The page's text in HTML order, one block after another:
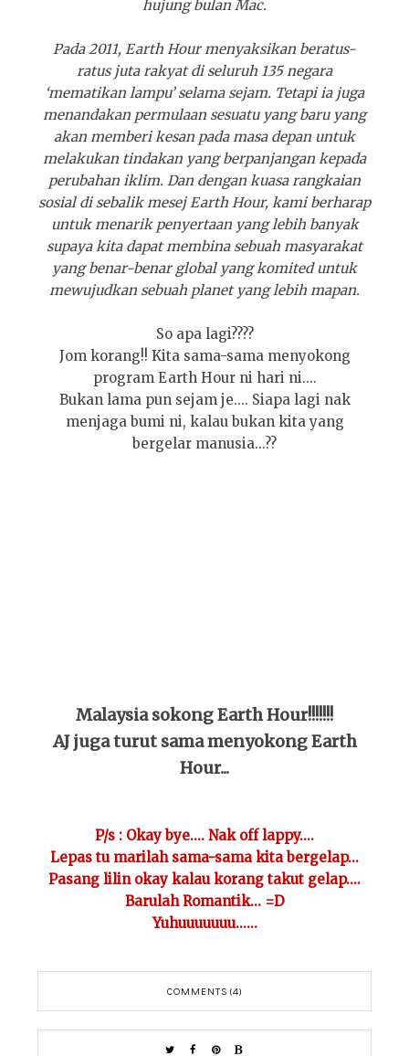
hujung bulan Mac.
Pada 2011, Earth Hour menyaksikan beratus-
ratus juta rakyat di seluruh 135 negara
‘mematikan lampu’ selama sejam. Tetapi ia juga
menandakan permulaan sesuatu yang baru yang
akan memberi kesan pada masa depan untuk
melakukan tindakan yang berpanjangan kepada
perubahan iklim. Dan dengan kuasa rangkaian
sosial di sebalik mesej Earth Hour, kami berharap
untuk menarik penyertaan yang lebih banyak
supaya kita dapat membina sebuah masyarakat
yang benar-benar global yang komited untuk
mewujudkan sebuah planet yang lebih mapan.
So apa lagi????
Jom korang!! Kita sama-sama menyokong
program Earth Hour ni hari ni....
Bukan lama pun sejam je.... Siapa lagi nak
menjaga bumi ni, kalau bukan kita yang
bergelar manusia...??
Malaysia sokong Earth Hour!!!!!!!
AJ juga turut sama menyokong Earth
Hour...
P/s : Okay bye.... Nak off lappy....
Lepas tu marilah sama-sama kita bergelap...
Pasang lilin okay kalau korang takut gelap....
Barulah Romantik... =D
Yuhuuuuuuu......
COMMENTS (4)